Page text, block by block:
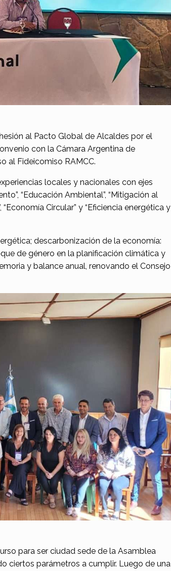
al Pacto Global de Alcaldes por el
con la Cámara Argentina de
al Fideicomiso RAMCC.
locales y nacionales con ejes
“Educación Ambiental”, “Mitigación al
Circular” y “Eficiencia energética y
descarbonización de la economía:
de género en la planificación climática y
y balance anual, renovando el Consejo
para ser ciudad sede de la Asamblea
ciertos parámetros a cumplir. Luego de una